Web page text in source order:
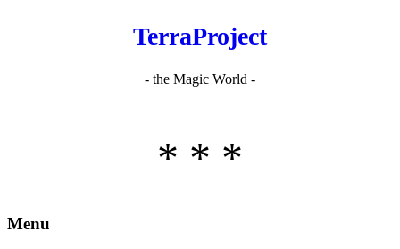
TerraProject
- the Magic World -
* * *
Menu